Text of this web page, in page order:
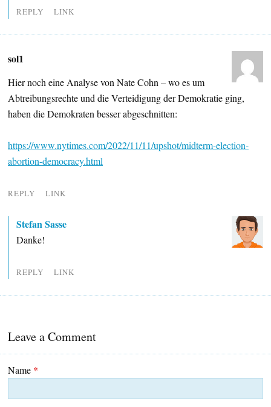
REPLY LINK
sol1
Hier noch eine Analyse von Nate Cohn – wo es um
Abtreibungsrechte und die Verteidigung der Demokratie ging,
haben die Demokraten besser abgeschnitten:
https://www.nytimes.com/2022/11/11/upshot/midterm-election-
abortion-democracy.html
REPLY LINK
Stefan Sasse
Danke!
REPLY LINK
Leave a Comment
Name *